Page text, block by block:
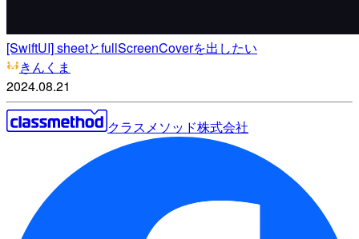
[SwiftUI] sheetとfullScreenCoverを出したい
きんくま
2024.08.21
クラスメソッド株式会社